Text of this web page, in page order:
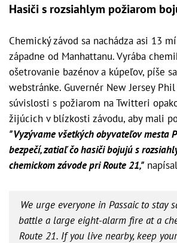
Hasiči s rozsiahlym požiarom
Chemický závod sa nachádza asi 13
západne od Manhattanu. Vyrába
ošetrovanie bazénov a kúpeľov, píše
webstránke. Guvernér New Jersey
súvislosti s požiarom na Twitteri
žijúcich v blízkosti závodu, aby mali
"Vyzývame všetkých obyvateľov mesta
bezpečí, zatiaľ čo hasiči bojujú s
chemickom závode pri Route 21,"
We urge everyone in Passaic to stay
battle a large eight-alarm fire at a
Route 21. If you live nearby, keep